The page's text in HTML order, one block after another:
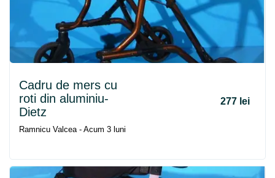
Cadru de mers cu
roti din aluminiu-
Dietz
277 lei
Ramnicu Valcea - Acum 3 luni